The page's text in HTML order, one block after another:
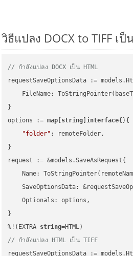
วิธีแปลง DOCX to TIFF เ
// กำลังแปลง DOCX เป็น HTML
requestSaveOptionsData :=
FileName:
}
options := map string ]interface{}{
"folder" : remoteFolder,
}
request := &models.SaveAsRequest{
Name:
SaveOptionsData:
    Optionals: options,
}
%!(EXTRA string
// กำลังแปลง HTML เป็น TIFF
requestSaveOptionsData :=